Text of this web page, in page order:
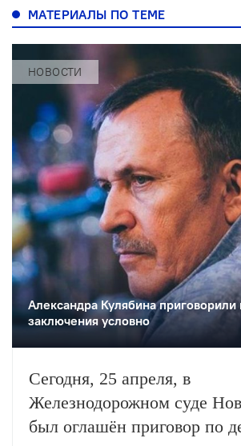
МАТЕРИАЛЫ ПО ТЕМЕ
НОВОСТИ
Александра Кулябина приговорили
заключения условно
Сегодня, 25 апреля, в
Железнодорожном суде
был оглашён приговор по